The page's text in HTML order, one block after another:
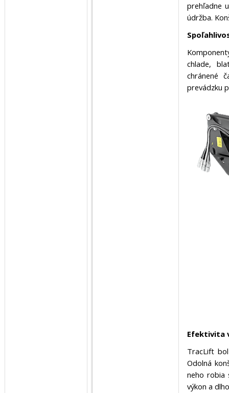
prehľadne
údržba.
chlade,
chránené
prevádzku
Efektivita
TracLift
Odolná
neho robia
výkon a